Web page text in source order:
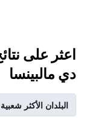
اعثر على
دي مالبينسا
البلدان الأكثر شعبية